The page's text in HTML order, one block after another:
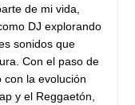
de mi vida,
DJ explorando
sonidos que
Con el paso de
con la evolución
y el Reggaetón,